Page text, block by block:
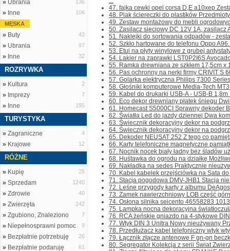
» Ubrania 136
» Inne
106
MĘSKA
» Buty 43
» Ubrania 87
» Inne 32
ROZRYWKA
» Kultura 2
» Imprezy 7
» Inne 195
TURYSTYKA
» Zagraniczne 4
» Krajowe 12
RÓŻNE
» Kupię 25
» Sprzedam 1240
» Zdrowie 40
» Zwierzęta 242
» Zgubiono, Znaleziono 7
» Niepełnosprawni pomoc 9
» Bezpłatnie potrzebuję 26
» Bezpłatnie podaruję 61
47. fajka cewki opel corsa D,E a10xep
48. Plak ściereczki do plastików
49. Zestaw montażowy do mebli
50. Zasilacz sieciowy DC 12V 1A, zasilacz
51. Naklejki do sortowania odpadów -
52. Szkło hartowane do telefonu Oppo
53. Etui na płyty winylowe z grubej
54. Lakier na zaprawki LST0P2I6S
55. Ramka drewniana ze szkłem 17,5cm
56. Pas ochronny na nerki firmy CRIVIT S
57. Golarka elektryczna Philips 7300
58. Głośniki komputerowe Media-Tech
59. Kabel do drukarki USB-A - USB-B 1,8m
60. Eco dekor drewniany płatek śniegu
61. Homecast S5000CI Sprawny dekoder
62. Światła Led do jazdy dziennej Dwa
63. Świecznik dekoracyjny dekor na
64. Świecznik dekoracyjny dekor na
65. Dekoder NEUSAT 252 Z tego co
66. Karty telefoniczne magnetyczne
67. Nocnik nocek biały ładny bez śladów
68. Huśtawka do ogrodu na działkę
69. Nakładka na sedes Praktycznie
70. Kabel kabelek przejściówka na Sata
71. Stacja pogodowa DMV-JHB1 Stacja
72. Leśne przygody karty z albumu
73. Zamek nawierzchniowy LOB część
74. Osłona silnika seicento 46558283
75. Lampka nocna dekoracyjna
76. RCA żeńskie gniazdo na 4-stykowe
77. Wtyk DIN 3 Unitra Nowy nieużywany
78. Przedłużacz kabel telefoniczny wtyk
79. Łącznik złącze antenowe F gn-gn
80. Segregator Kolekcja z serii Świat